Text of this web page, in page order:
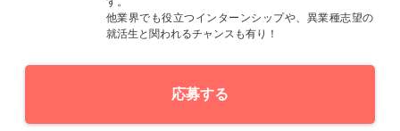
他業界でも役立つインターンシップや、異業種志望の
就活生と関われるチャンスも有り！
応募する